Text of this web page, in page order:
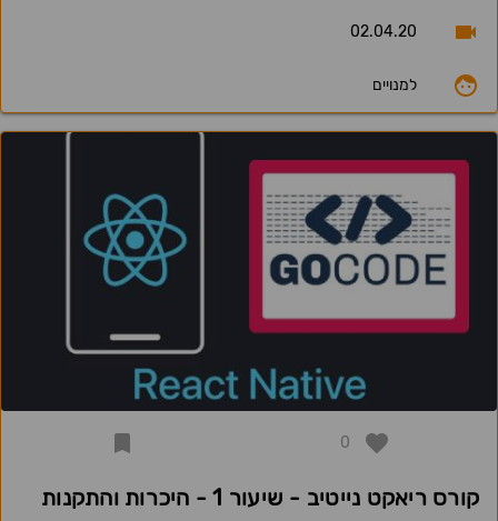
02.04.20
למנויים
0
קורס ריאקט נייטיב - שיעור 1 - היכרות והתקנות